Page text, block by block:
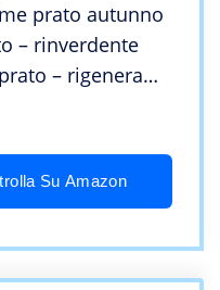
prato autunno
– rinverdente
– rigenera
resistenza
Su Amazon